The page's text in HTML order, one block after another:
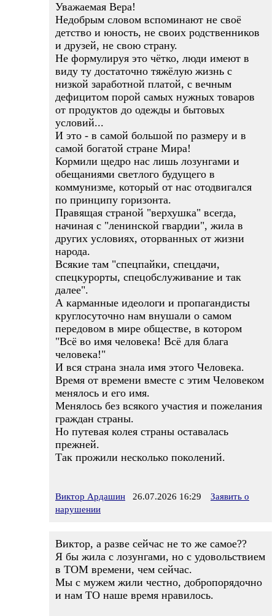
Уважаемая Вера!
Недобрым словом вспоминают не своё
детство и юность, не своих родственников
и друзей, не свою страну.
Не формулируя это чётко, люди имеют в
виду ту достаточно тяжёлую жизнь с
низкой заработной платой, с вечным
дефицитом порой самых нужных товаров
от продуктов до одежды и бытовых
условий...
И это - в самой большой по размеру и в
самой богатой стране Мира!
Кормили щедро нас лишь лозунгами и
обещаниями светлого будущего в
коммунизме, который от нас отодвигался
по принципу горизонта.
Правящая страной "верхушка" всегда,
начиная с "ленинской гвардии", жила в
других условиях, оторванных от жизни
народа.
Всякие там "спецпайки, спецдачи,
спецкурорты, спецобслуживание и так
далее".
А карманные идеологи и пропагандисты
круглосуточно нам внушали о самом
передовом в мире обществе, в котором
"Всё во имя человека! Всё для блага
человека!"
И вся страна знала имя этого Человека.
Время от времени вместе с этим Человеком
менялось и его имя.
Менялось без всякого участия и пожелания
граждан страны.
Но путевая колея страны оставалась
прежней.
Так прожили несколько поколений.
Виктор Ардашин 26.07.2026 16:29
Заявить о
нарушении
Виктор, а разве сейчас не то же самое??
Я бы жила с лозунгами, но с удовольствием
в ТОМ времени, чем сейчас.
Мы с мужем жили честно, добропорядочно
и нам ТО наше время нравилось.